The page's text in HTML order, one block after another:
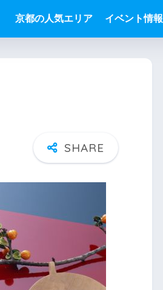
京都の人気エリア イベント情報